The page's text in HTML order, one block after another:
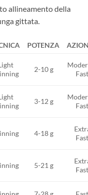
allineamento della
gittata.
POTENZA
2-10 g
3-12 g
4-18 g
5-21 g